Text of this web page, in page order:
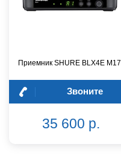
Приемник SHURE BLX4E M17
Звоните
35 600 р.